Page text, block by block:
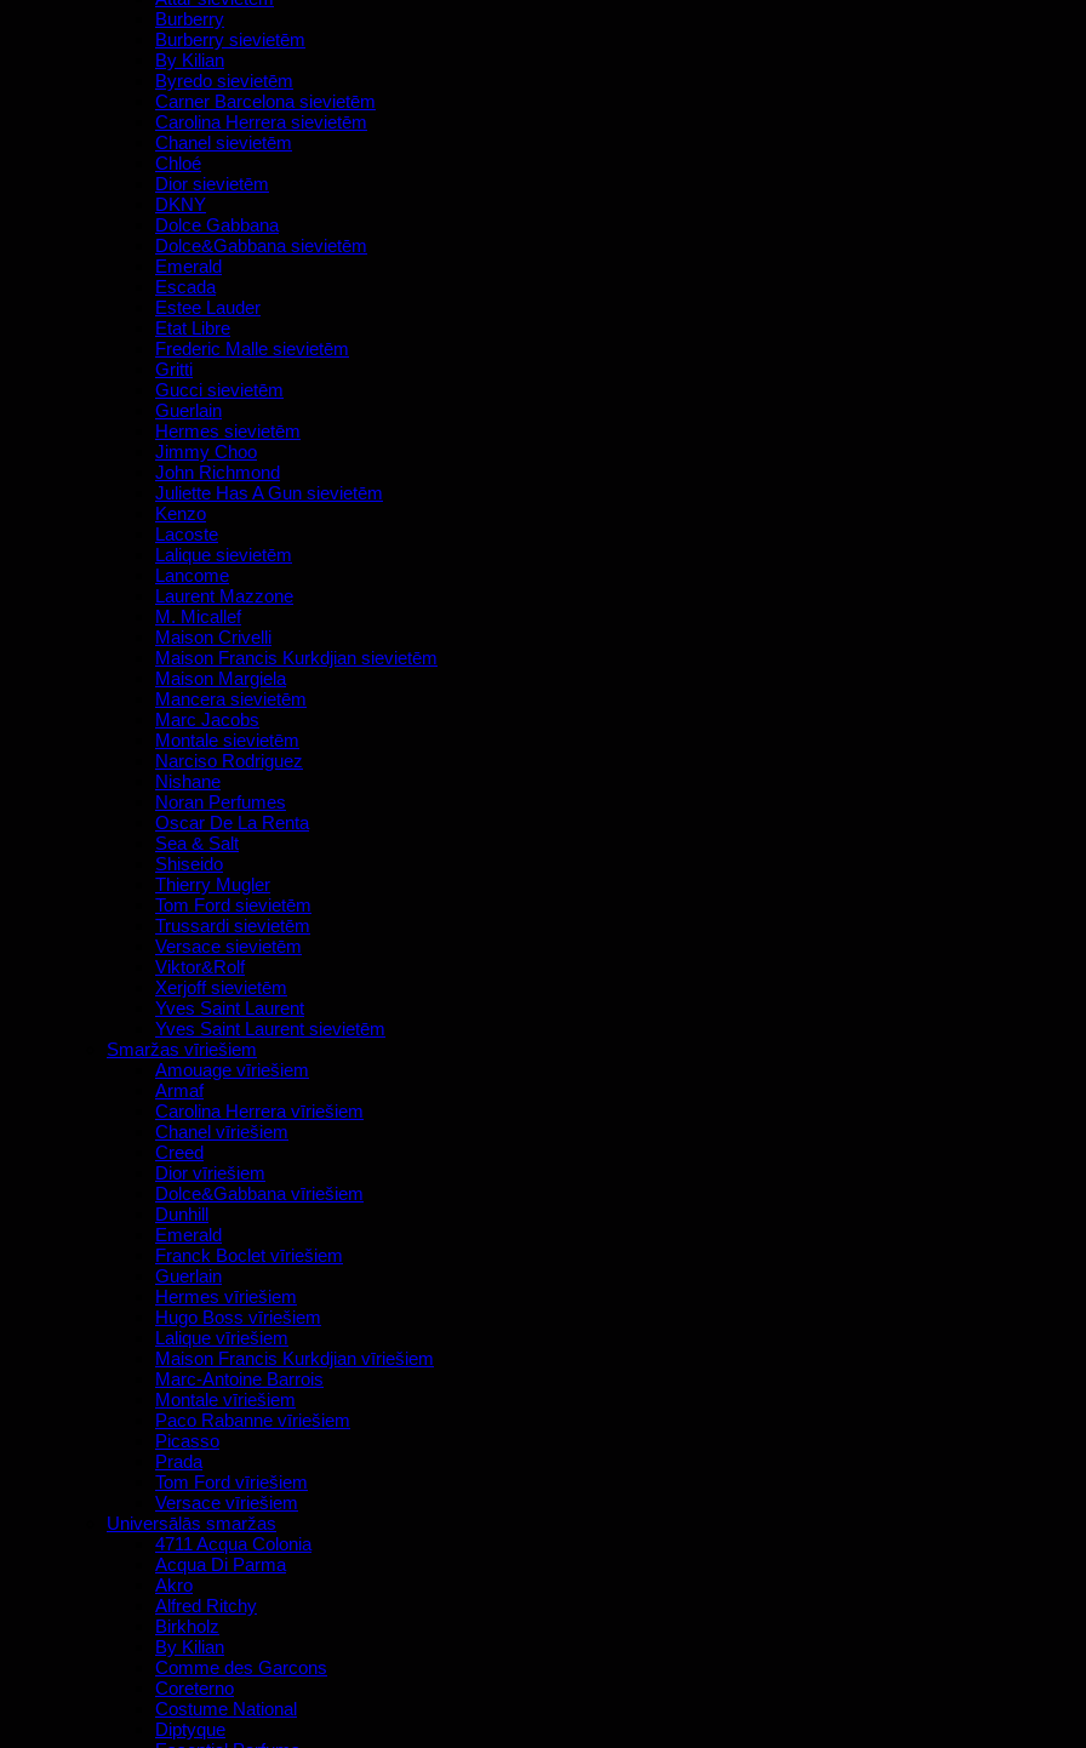
Burberry
Burberry sievietēm
By Kilian
Byredo sievietēm
Carner Barcelona sievietēm
Carolina Herrera sievietēm
Chanel sievietēm
Chloé
Dior sievietēm
DKNY
Dolce Gabbana
Dolce&Gabbana sievietēm
Emerald
Escada
Estee Lauder
Etat Libre
Frederic Malle sievietēm
Gritti
Gucci sievietēm
Guerlain
Hermes sievietēm
Jimmy Choo
John Richmond
Juliette Has A Gun sievietēm
Kenzo
Lacoste
Lalique sievietēm
Lancome
Laurent Mazzone
M. Micallef
Maison Crivelli
Maison Francis Kurkdjian sievietēm
Maison Margiela
Mancera sievietēm
Marc Jacobs
Montale sievietēm
Narciso Rodriguez
Nishane
Noran Perfumes
Oscar De La Renta
Sea & Salt
Shiseido
Thierry Mugler
Tom Ford sievietēm
Trussardi sievietēm
Versace sievietēm
Viktor&Rolf
Xerjoff sievietēm
Yves Saint Laurent
Yves Saint Laurent sievietēm
Smaržas vīriešiem
Amouage vīriešiem
Armaf
Carolina Herrera vīriešiem
Chanel vīriešiem
Creed
Dior vīriešiem
Dolce&Gabbana vīriešiem
Dunhill
Emerald
Franck Boclet vīriešiem
Guerlain
Hermes vīriešiem
Hugo Boss vīriešiem
Lalique vīriešiem
Maison Francis Kurkdjian vīriešiem
Marc-Antoine Barrois
Montale vīriešiem
Paco Rabanne vīriešiem
Picasso
Prada
Tom Ford vīriešiem
Versace vīriešiem
Universālās smaržas
4711 Acqua Colonia
Acqua Di Parma
Akro
Alfred Ritchy
Birkholz
By Kilian
Comme des Garcons
Coreterno
Costume National
Diptyque